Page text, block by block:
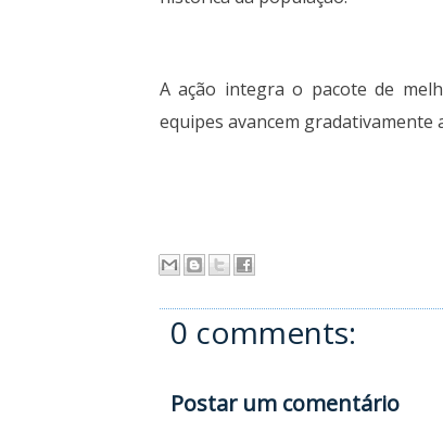
A ação integra o pacote de
equipes avancem gradativamente
0 comments:
Postar um comentário